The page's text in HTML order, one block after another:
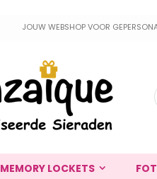
JOUW WEBSHOP VOOR
MEMORY LOCKETS